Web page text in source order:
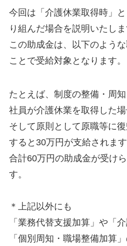
今回は「介護休業取得時」
り組んだ場合を説明いたしま
この助成金は、以下のよう
ことで受給対象となります。
たとえば、制度の整備・周
社員が介護休業を取得した場
そして原則として原職等に
すると30万円が支給されます
合計60万円の助成金が受け
す。
＊上記以外にも
「業務代替支援加算」や「
「個別周知・職場整備加算